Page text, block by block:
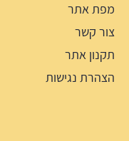
מפת אתר
צור קשר
תקנון אתר
הצהרת נגישות